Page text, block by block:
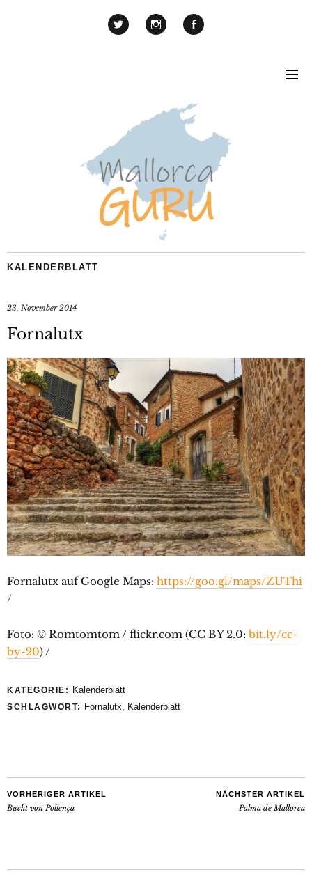
KALENDERBLATT
23. November 2014
Fornalutx
Fornalutx auf Google Maps: https://goo.gl/maps/ZUThi
/
Foto: © Romtomtom / flickr.com (CC BY 2.0: bit.ly/cc-
by-20) /
KATEGORIE: Kalenderblatt
SCHLAGWORT: Fornalutx Kalenderblatt
VORHERIGER ARTIKEL
Bucht von Pollença
NÄCHSTER ARTIKEL
Palma de Mallorca